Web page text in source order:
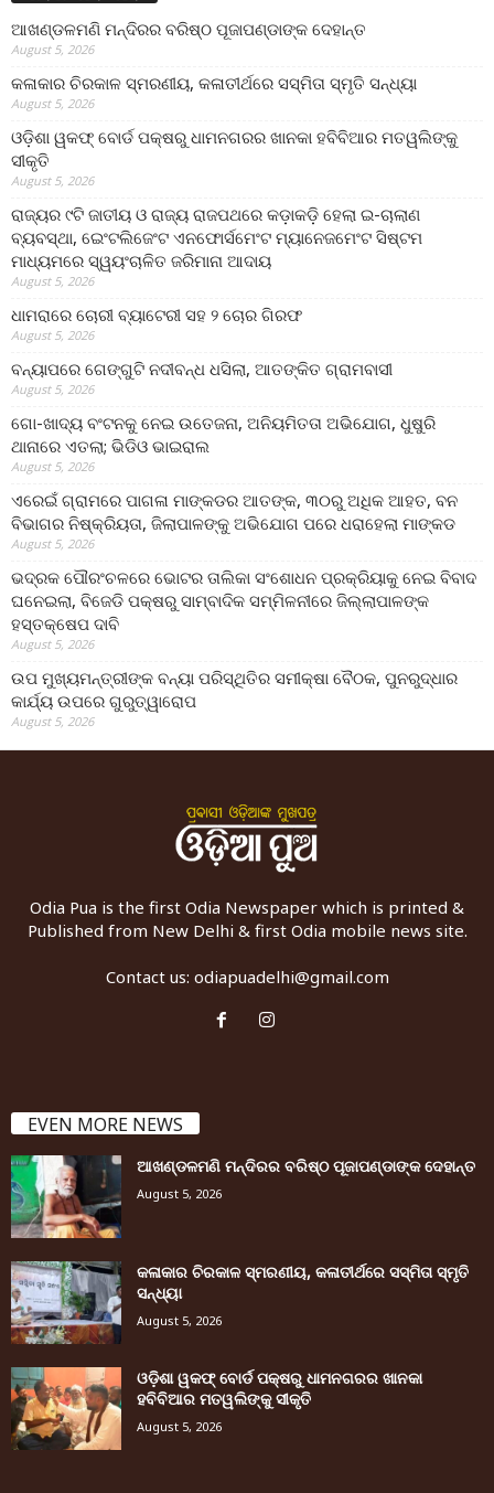
ଆଖଣ୍ଡଳମଣି ମନ୍ଦିରର ବରିଷ୍ଠ ପୂଜାପଣ୍ଡାଙ୍କ ଦେହାନ୍ତ
August 5, 2026
କଳାକାର ଚିରକାଳ ସ୍ମରଣୀୟ, କଳାତୀର୍ଥରେ ସସ୍ମିତା ସ୍ମୃତି ସନ୍ଧ୍ୟା
August 5, 2026
ଓଡ଼ିଶା ୱକଫ୍ ବୋର୍ଡ ପକ୍ଷରୁ ଧାମନଗରର ଖାନକା ହବିବିଆର ମତୱଲିଙ୍କୁ
ସୀକୃତି
August 5, 2026
ରାଜ୍ୟର ୯ଟି ଜାତୀୟ ଓ ରାଜ୍ୟ ରାଜପଥରେ କଡ଼ାକଡ଼ି ହେଲା ଇ-ଚାଲାଣ
ବ୍ୟବସ୍ଥା, ଇେଂଟଲିଜେଂଟ ଏନଫୋର୍ସମେଂଟ ମ୍ୟାନେଜମେଂଟ ସିଷ୍ଟମ
ମାଧ୍ୟମରେ ସ୍ୱୟଂଚାଳିତ ଜରିମାନା ଆଦାୟ
August 5, 2026
ଧାମରାରେ ଚୋରୀ ବ୍ୟାଟେରୀ ସହ ୨ ଚୋର ଗିରଫ
August 5, 2026
ବନ୍ୟାପରେ ଗେଙ୍ଗୁଟି ନଦୀବନ୍ଧ ଧସିଲା, ଆତଙ୍କିତ ଗ୍ରାମବାସୀ
August 5, 2026
ଗୋ-ଖାଦ୍ୟ ବଂଟନକୁ ନେଇ ଉତେଜନା, ଅନିୟମିତତା ଅଭିଯୋଗ, ଧୁଷୁରି
ଥାନାରେ ଏତଲା; ଭିଡିଓ ଭାଇରାଲ
August 5, 2026
ଏରେଇଁ ଗ୍ରାମରେ ପାଗଳା ମାଙ୍କଡର ଆତଙ୍କ, ୩୦ରୁ ଅଧିକ ଆହତ, ବନ
ବିଭାଗର ନିଷ୍କ୍ରିୟତା, ଜିଲାପାଳଙ୍କୁ ଅଭିଯୋଗ ପରେ ଧରାହେଲା ମାଙ୍କଡ
August 5, 2026
ଭଦ୍ରକ ପୌରଂଚଳରେ ଭୋଟର ତାଲିକା ସଂଶୋଧନ ପ୍ରକ୍ରିୟାକୁ ନେଇ ବିବାଦ
ଘନେଇଲା, ବିଜେଡି ପକ୍ଷରୁ ସାମ୍ବାଦିକ ସମ୍ମିଳନୀରେ ଜିଲ୍ଲାପାଳଙ୍କ
ହସ୍ତକ୍ଷେପ ଦାବି
August 5, 2026
ଉପ ମୁଖ୍ୟମନ୍ତ୍ରୀଙ୍କ ବନ୍ୟା ପରିସ୍ଥିତିର ସମୀକ୍ଷା ବୈଠକ, ପୁନରୁଦ୍ଧାର
କାର୍ଯ୍ୟ ଉପରେ ଗୁରୁତ୍ୱାରୋପ
August 5, 2026
Odia Pua is the first Odia Newspaper which is printed &
Published from New Delhi & first Odia mobile news site.
Contact us: odiapuadelhi@gmail.com
EVEN MORE NEWS
ଆଖଣ୍ଡଳମଣି ମନ୍ଦିରର ବରିଷ୍ଠ ପୂଜାପଣ୍ଡାଙ୍କ ଦେହାନ୍ତ
August 5, 2026
କଳାକାର ଚିରକାଳ ସ୍ମରଣୀୟ, କଳାତୀର୍ଥରେ ସସ୍ମିତା ସ୍ମୃତି
ସନ୍ଧ୍ୟା
August 5, 2026
ଓଡ଼ିଶା ୱକଫ୍ ବୋର୍ଡ ପକ୍ଷରୁ ଧାମନଗରର ଖାନକା
ହବିବିଆର ମତୱଲିଙ୍କୁ ସୀକୃତି
August 5, 2026